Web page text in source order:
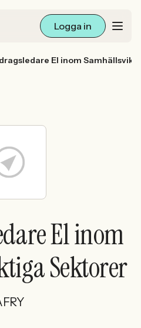
Logga in
El inom
El inom
Sektorer